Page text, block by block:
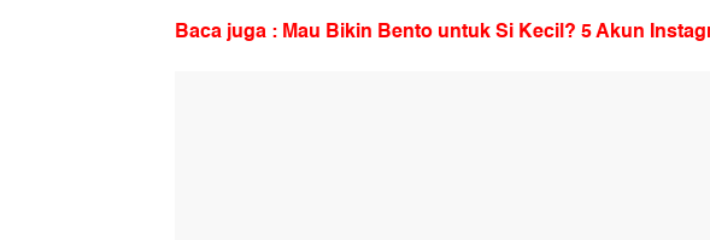
Baca juga : Mau Bikin Bento untuk Si Kecil? 5 Akun